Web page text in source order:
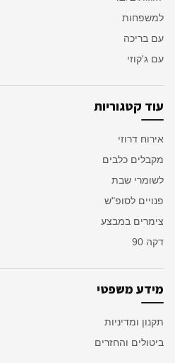
למשפחות
עם בריכה
עם ג'קוזי
עוד קטגוריות
אירוח דרוזי
מקבלים כלבים
לשומרי שבת
פנויים לסופ"ש
צימרים במבצע
דקה 90
מידע משפטי
תקנון ומדיניות
ביטולים והחזרים